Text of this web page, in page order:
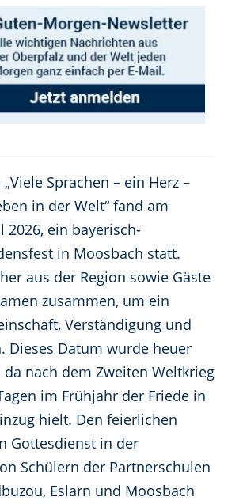
Sprachen – ein Herz –
in der Welt“ fand am
2026, ein bayerisch-
in Moosbach statt.
aus der Region sowie Gäste
zusammen, um ein
Verständigung und
Dieses Datum wurde heuer
nach dem Zweiten Weltkrieg
im Frühjahr der Friede in
hielt. Den feierlichen
Gottesdienst in der
Schülern der Partnerschulen
Eslarn und Moosbach